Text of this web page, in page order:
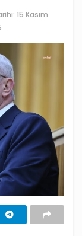
15 Kasım